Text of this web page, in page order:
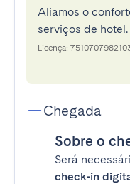
Aliamos o
serviços de hotel.
Licença:
Chegada
Sobre o
Será
check-in